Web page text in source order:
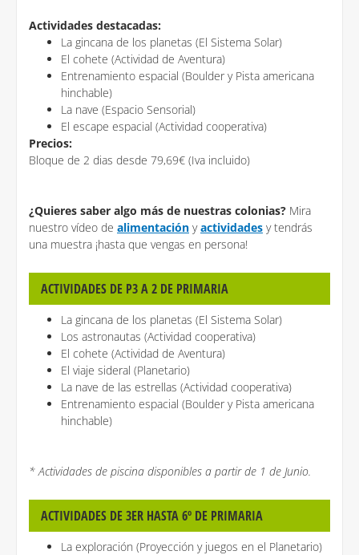
Actividades destacadas:
La gincana de los planetas (El Sistema Solar)
El cohete (Actividad de Aventura)
Entrenamiento espacial (Boulder y Pista americana
hinchable)
La nave (Espacio Sensorial)
El escape espacial (Actividad cooperativa)
Precios:
Bloque de 2 dias desde 79,69€ (Iva incluido)
¿Quieres saber algo más de nuestras colonias? Mira
nuestro vídeo de alimentación yactividades y tendrás
una muestra ¡hasta que vengas en persona!
ACTIVIDADES DE P3 A 2 DE PRIMARIA
La gincana de los planetas (El Sistema Solar)
Los astronautas (Actividad cooperativa)
El cohete (Actividad de Aventura)
El viaje sideral (Planetario)
La nave de las estrellas (Actividad cooperativa)
Entrenamiento espacial (Boulder y Pista americana
hinchable)
* Actividades de piscina disponibles a partir de 1 de Junio.
ACTIVIDADES DE 3ER HASTA 6º DE PRIMARIA
La exploración (Proyección y juegos en el Planetario)